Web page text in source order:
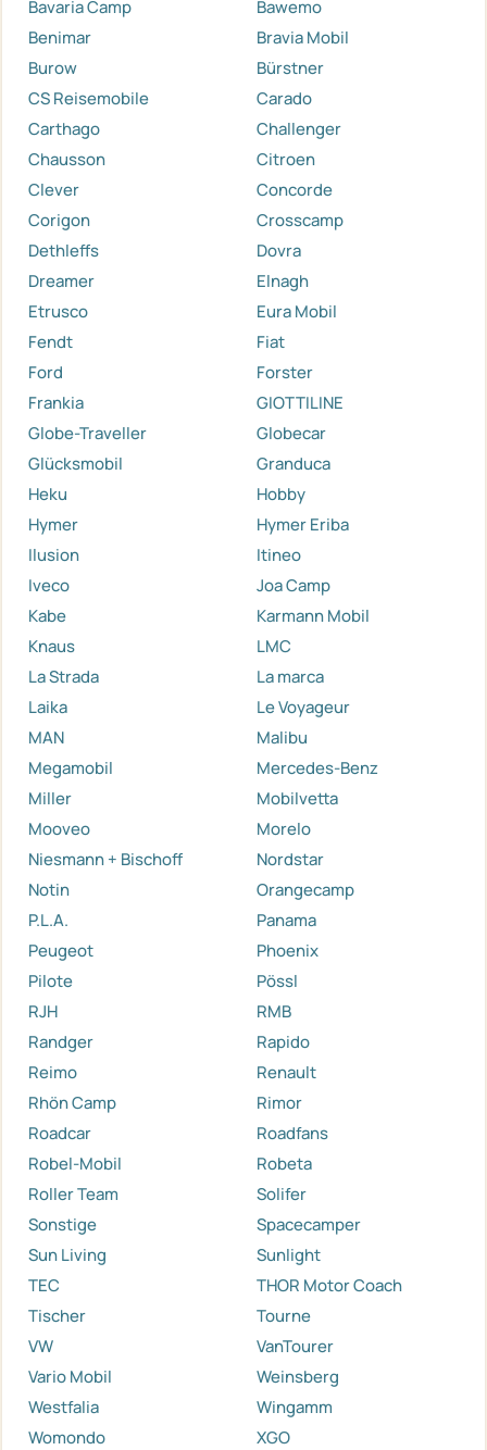
Bavaria Camp
Bawemo
Benimar
Bravia Mobil
Burow
Bürstner
CS Reisemobile
Carado
Carthago
Challenger
Chausson
Citroen
Clever
Concorde
Corigon
Crosscamp
Dethleffs
Dovra
Dreamer
Elnagh
Etrusco
Eura Mobil
Fendt
Fiat
Ford
Forster
Frankia
GIOTTILINE
Globe-Traveller
Globecar
Glücksmobil
Granduca
Heku
Hobby
Hymer
Hymer Eriba
Ilusion
Itineo
Iveco
Joa Camp
Kabe
Karmann Mobil
Knaus
LMC
La Strada
La marca
Laika
Le Voyageur
MAN
Malibu
Megamobil
Mercedes-Benz
Miller
Mobilvetta
Mooveo
Morelo
Niesmann + Bischoff
Nordstar
Notin
Orangecamp
P.L.A.
Panama
Peugeot
Phoenix
Pilote
Pössl
RJH
RMB
Randger
Rapido
Reimo
Renault
Rhön Camp
Rimor
Roadcar
Roadfans
Robel-Mobil
Robeta
Roller Team
Solifer
Sonstige
Spacecamper
Sun Living
Sunlight
TEC
THOR Motor Coach
Tischer
Tourne
VW
VanTourer
Vario Mobil
Weinsberg
Westfalia
Wingamm
Womondo
XGO